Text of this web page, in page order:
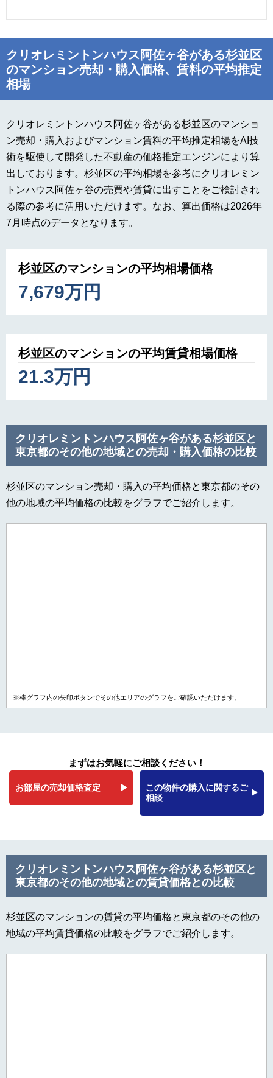
クリオレミントンハウス阿佐ヶ谷がある杉並区
のマンション売却・購入価格、賃料の平均推定
相場
クリオレミントンハウス阿佐ヶ谷がある杉並区のマンショ
ン売却・購入およびマンション賃料の平均推定相場をAI技
術を駆使して開発した不動産の価格推定エンジンにより算
出しております。杉並区の平均相場を参考にクリオレミン
トンハウス阿佐ヶ谷の売買や賃貸に出すことをご検討され
る際の参考に活用いただけます。なお、算出価格は2026年
7月時点のデータとなります。
杉並区のマンションの平均相場価格
7,679万円
杉並区のマンションの平均賃貸相場価格
21.3万円
クリオレミントンハウス阿佐ヶ谷がある杉並区と
東京都のその他の地域との売却・購入価格の比較
杉並区のマンション売却・購入の平均価格と東京都のその
他の地域の平均価格の比較をグラフでご紹介します。
※棒グラフ内の矢印ボタンでその他エリアのグラフをご確認いただけます。
まずはお気軽にご相談ください！
お部屋の売却価格査定
この物件の購入に関するご
相談
クリオレミントンハウス阿佐ヶ谷がある杉並区と
東京都のその他の地域との賃貸価格との比較
杉並区のマンションの賃貸の平均価格と東京都のその他の
地域の平均賃貸価格の比較をグラフでご紹介します。